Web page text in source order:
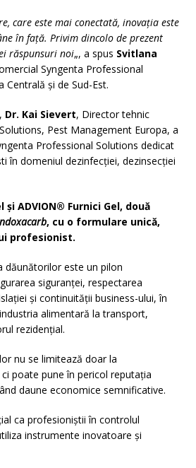
care este mai conectată, inovația este
în față. Privim dincolo de prezent
răspunsuri noi„, a spus Svitlana
Syngenta Professional
Centrală și de Sud-Est.
Dr. Kai Sievert, Director tehnic
Pest Management Europa, a
Professional Solutions dedicat
în domeniul dezinfecției, dezinsecției
și ADVION® Furnici Gel, două
, cu o formulare unică,
profesionist.
dăunătorilor este un pilon
siguranței, respectarea
și continuității business-ului, în
alimentară la transport,
rezidențial.
nu se limitează doar la
poate pune în pericol reputația
daune economice semnificative.
ca profesioniștii în controlul
instrumente inovatoare și